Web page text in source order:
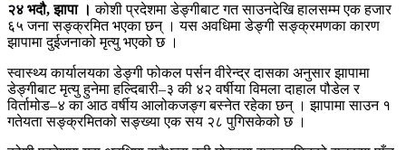
२४ भदौ, झापा । कोशी प्रदेशमा डेङ्गीबाट गत साउनदेखि हालसम्म एक हजार
६५ जना सङ्क्रमित भएका छन् । यस अवधिमा डेङ्गी सङ्क्रमणका कारण
झापामा दुईजनाको मृत्यु भएको छ ।
स्वास्थ्य कार्यालयका डेङ्गी फोकल पर्सन वीरेन्द्र दासका अनुसार झापामा
डेङ्गीबाट मृत्यु हुनेमा हल्दिबारी–३ की ४२ वर्षीया विमला दाहाल पौडेल र
विर्तामोड–४ का आठ वर्षीय आलोकजङ्ग बस्नेत रहेका छन् । झापामा साउन १
गतेयता सङ्क्रमितको सङ्ख्या एक सय २८ पुगिसकेको छ ।